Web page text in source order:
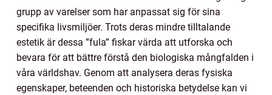
grupp av varelser som har anpassat sig för sina
specifika livsmiljöer. Trots deras mindre tilltalande
estetik är dessa ”fula” fiskar värda att utforska och
bevara för att bättre förstå den biologiska mångfalden i
våra världshav. Genom att analysera deras fysiska
egenskaper, beteenden och historiska betydelse kan vi